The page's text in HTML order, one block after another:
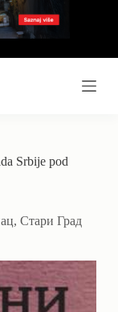
Srbije pod
, Стари Град